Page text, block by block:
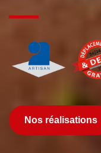
Nos réalisations